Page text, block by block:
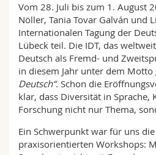
MyUnifr
Vom 28. Juli bis zum 1. August
Nöller, Tania Tovar Galván und
Internationalen Tagung der
Lübeck teil. Die IDT, das
Deutsch als Fremd- und
in diesem Jahr unter dem Motto
Deutsch“. Schon die
klar, dass Diversität in
Forschung nicht nur Thema,
Ein Schwerpunkt war für uns
praxisorientierten Workshops: